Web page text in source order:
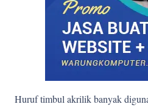
Huruf timbul akrilik banyak